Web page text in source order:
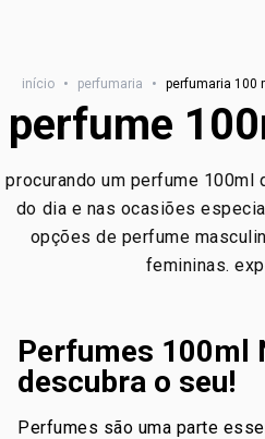
início • perfumaria • perfumaria 100
perfume
procurando um perfume 100ml
do dia e nas ocasiões
opções de perfume
femininas.
Perfumes 100ml
descubra o seu!
Perfumes são uma parte essencial da nossa rotina de